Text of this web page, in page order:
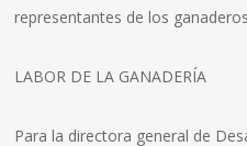
representantes de los
LABOR DE LA GANADERÍA
Para la directora general de